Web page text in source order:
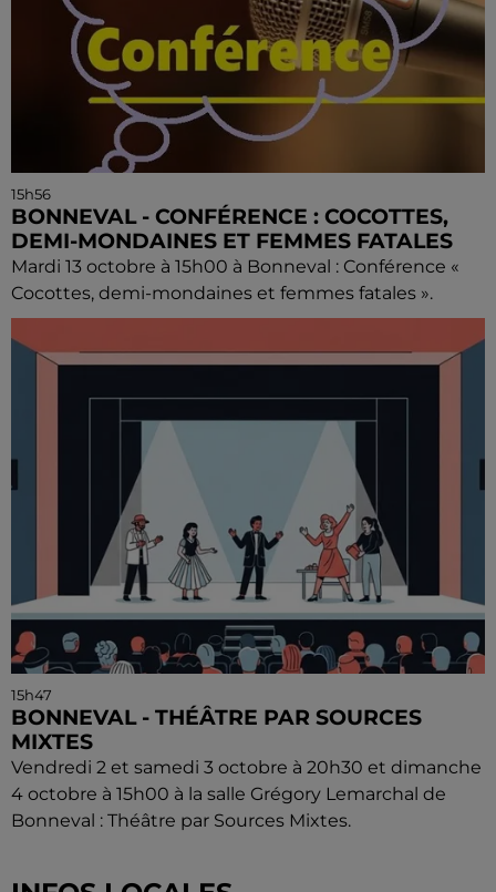
15h56
BONNEVAL - CONFÉRENCE : COCOTTES,
DEMI-MONDAINES ET FEMMES FATALES
Mardi 13 octobre à 15h00 à Bonneval : Conférence «
Cocottes, demi-mondaines et femmes fatales ».
15h47
BONNEVAL - THÉÂTRE PAR SOURCES
MIXTES
Vendredi 2 et samedi 3 octobre à 20h30 et dimanche
4 octobre à 15h00 à la salle Grégory Lemarchal de
Bonneval : Théâtre par Sources Mixtes.